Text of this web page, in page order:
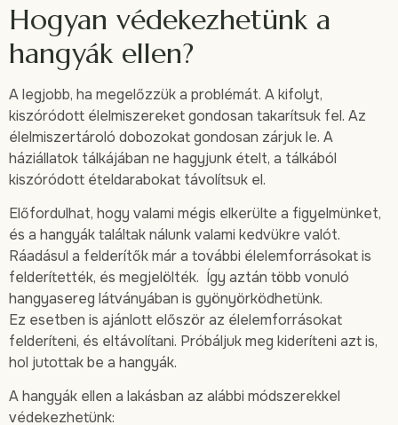
Hogyan védekezhetünk a
hangyák ellen?
A legjobb, ha megelőzzük a problémát. A kifolyt,
kiszóródott élelmiszereket gondosan takarítsuk fel. Az
élelmiszertároló dobozokat gondosan zárjuk le. A
háziállatok tálkájában ne hagyjunk ételt, a tálkából
kiszóródott ételdarabokat távolítsuk el.
Előfordulhat, hogy valami mégis elkerülte a figyelmünket,
és a hangyák találtak nálunk valami kedvükre valót.
Ráadásul a felderítők már a további élelemforrásokat is
felderítették, és megjelölték. Így aztán több vonuló
hangyasereg látványában is gyönyörködhetünk.
Ez esetben is ajánlott először az élelemforrásokat
felderíteni, és eltávolítani. Próbáljuk meg kideríteni azt is,
hol jutottak be a hangyák.
A hangyák ellen a lakásban az alábbi módszerekkel
védekezhetünk: